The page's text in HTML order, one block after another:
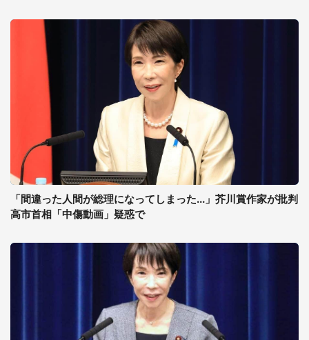
「間違った人間が総理になってしまった...」芥川賞作家が批判
高市首相「中傷動画」疑惑で